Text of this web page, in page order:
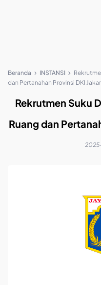
Beranda INSTANSI
dan Pertanahan Provinsi DKI
Rekrutmen Suku
Ruang dan